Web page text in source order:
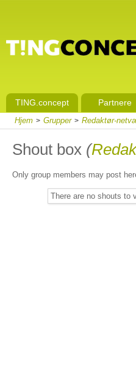
TING.concept Partnere
Hjem > Grupper > Redaktør-
Shout box (
Only group members may post
There are no shouts to